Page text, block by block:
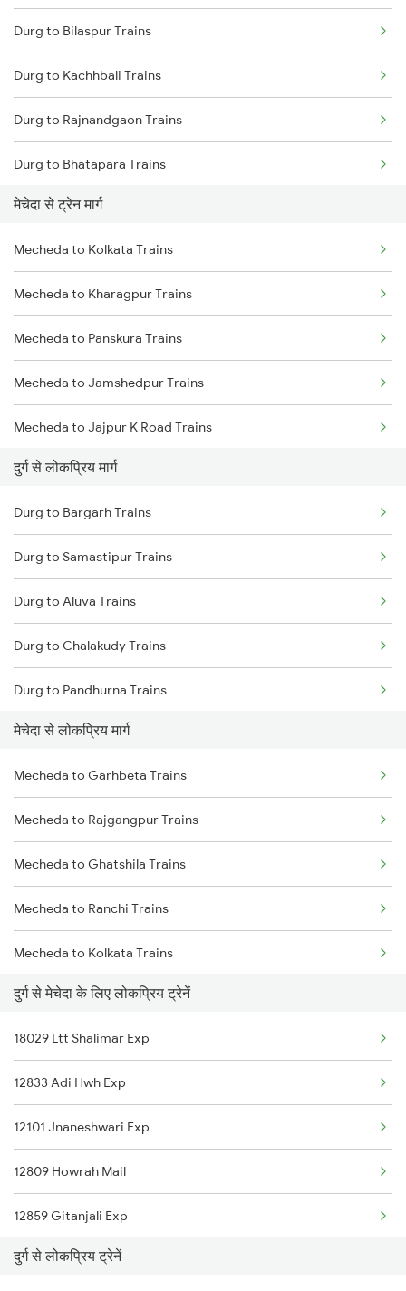
Mumbai to Delhi Trains
Mumbai to Goa Trains
Chennai to Coimbatore Trains
Durg to Bilaspur Trains
Durg to Kachhbali Trains
Durg to Rajnandgaon Trains
Durg to Bhatapara Trains
Durg to Nagpur Trains
Durg to Wardha Trains
Durg to Dongargarh Trains
Durg to Warthi Trains
Durg to Jharsuguda Trains
Durg to Tilda Trains
मेचेदा से ट्रेन मार्ग
Mecheda to Kolkata Trains
Mecheda to Kharagpur Trains
Mecheda to Panskura Trains
Mecheda to Jamshedpur Trains
Mecheda to Jajpur K Road Trains
Mecheda to Cuttack Trains
Mecheda to Digha Trains
Mecheda to Bhubaneswar Trains
Mecheda to Vijayawada Trains
Mecheda to Srikakulam Trains
Mecheda to Rajgangpur Trains
Mecheda to Jharsuguda Trains
दुर्ग से लोकप्रिय मार्ग
Durg to Bargarh Trains
Durg to Samastipur Trains
Durg to Aluva Trains
Durg to Chalakudy Trains
Durg to Pandhurna Trains
Durg to Sunapur Trains
Durg to Bharwa Sumerpur Trains
Durg to Kota Trains
Durg to Mancherial Trains
Durg to Surajpur Trains
Durg to Okha Trains
Durg to Udalkachar Trains
Durg to Ambikapur Trains
Durg to Abu Road Trains
मेचेदा से लोकप्रिय मार्ग
Mecheda to Garhbeta Trains
Mecheda to Rajgangpur Trains
Mecheda to Ghatshila Trains
Mecheda to Ranchi Trains
Mecheda to Kolkata Trains
Mecheda to Jhargram Trains
Mecheda to Jajpur K Road Trains
Mecheda to Jharsuguda Trains
Mecheda to Kharagpur Trains
Mecheda to Vellore Trains
Mecheda to Muri Trains
Mecheda to Nagpur Trains
दुर्ग से मेचेदा के लिए लोकप्रिय ट्रेनें
18029 Ltt Shalimar Exp
12833 Adi Hwh Exp
12101 Jnaneshwari Exp
12809 Howrah Mail
12859 Gitanjali Exp
दुर्ग से लोकप्रिय ट्रेनें